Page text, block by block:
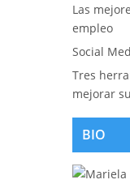
Las
empleo
Social
Tres
mejorar
BIO